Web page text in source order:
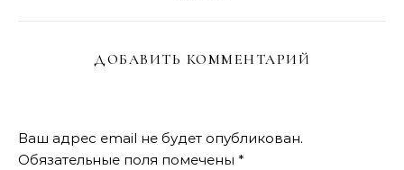
ДОБАВИТЬ КОММЕНТАРИЙ
Ваш адрес email не будет опубликован.
Обязательные поля помечены *